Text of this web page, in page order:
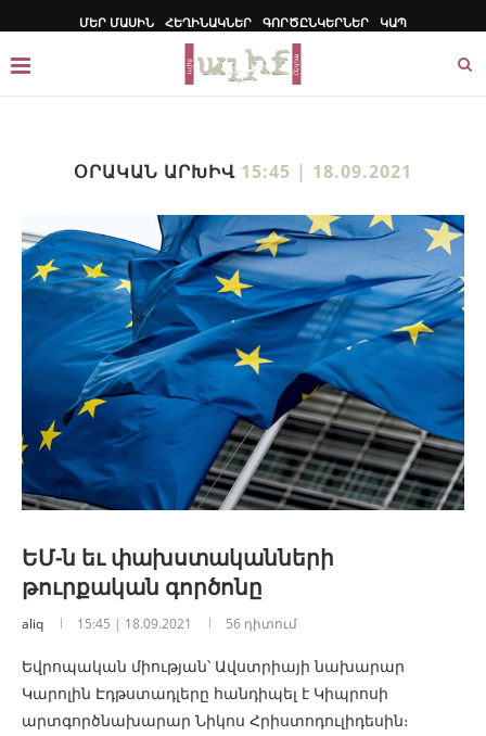
ՄԵՐ ՄԱՍԻՆ ՀԵՂԻՆԱԿՆԵՐ ԳՈՐԾԸՆԿԵՐՆԵՐ ԿԱՊ
ՕՐԱԿԱՆ ԱՐԽԻՎ 15:45 | 18.09.2021
ԵՄ-ն եւ փախստականների
թուրքական գործոնը
aliq 15:45 | 18.09.2021 56 դիտում
Եվրոպական միության՝ Ավստրիայի նախարար
Կարոլին Էդթստադլերը հանդիպել է Կիպրոսի
արտգործնախարար Նիկոս Հրիստոդուլիդեսին։